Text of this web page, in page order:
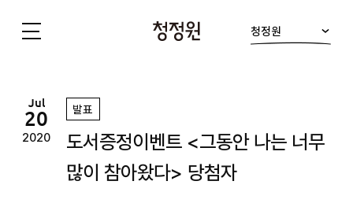
청정원
Jul
20
2020
발표
도서증정이벤트 <그동안 나는 너무
많이 참아왔다> 당첨자